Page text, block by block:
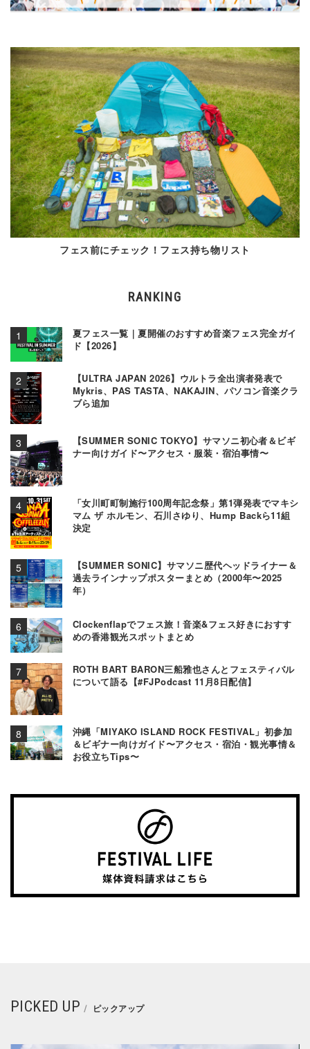
フェス前にチェック！フェス持ち物リスト
RANKING
夏フェス一覧｜夏開催のおすすめ音楽フェス完全ガイ
ド【2026】
【ULTRA JAPAN 2026】ウルトラ全出演者発表で
Mykris、PAS TASTA、NAKAJIN、パソコン音楽クラ
ブら追加
【SUMMER SONIC TOKYO】サマソニ初心者＆ビギ
ナー向けガイド〜アクセス・服装・宿泊事情〜
「女川町町制施行100周年記念祭」第1弾発表でマキシ
マム ザ ホルモン、石川さゆり、Hump Backら11組
決定
【SUMMER SONIC】サマソニ歴代ヘッドライナー＆
過去ラインナップポスターまとめ（2000年〜2025
年）
Clockenflapでフェス旅！音楽&フェス好きにおすす
めの香港観光スポットまとめ
ROTH BART BARON三船雅也さんとフェスティバル
について語る【#FJPodcast 11月8日配信】
沖縄「MIYAKO ISLAND ROCK FESTIVAL」初参加
＆ビギナー向けガイド〜アクセス・宿泊・観光事情＆
お役立ちTips〜
PICKED UP ピックアップ